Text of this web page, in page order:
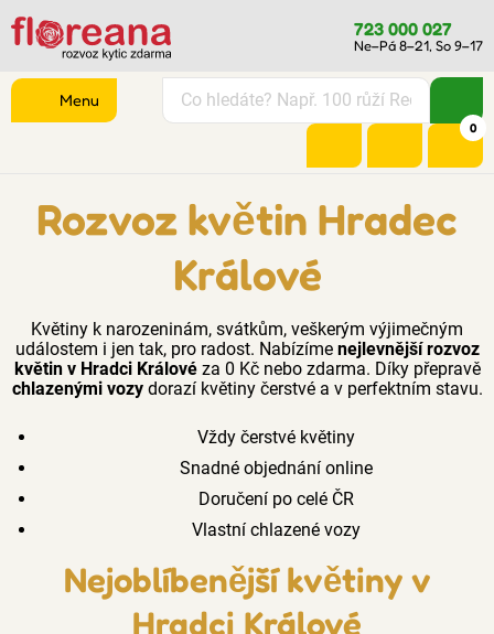
723 000 027
Ne–Pá 8–21, So 9–17
0
Menu
Rozvoz květin Hradec
Králové
Květiny k narozeninám, svátkům, veškerým výjimečným
událostem i jen tak, pro radost. Nabízíme nejlevnější rozvoz
květin v Hradci Královéza 0 Kč nebo zdarma. Díky přepravě
chlazenými vozydorazí květiny čerstvé a v perfektním stavu.
Vždy čerstvé květiny
Snadné objednání online
Doručení po celé ČR
Vlastní chlazené vozy
Nejoblíbenější květiny v
Hradci Králové